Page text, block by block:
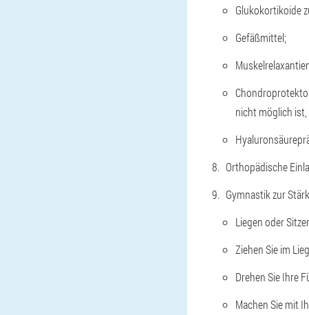
Glukokortikoide
Gefäßmittel;
nicht möglich
Orthopädische
Gymnastik zur
Liegen oder
Ziehen Sie im
Drehen Sie Ihre
Machen Sie mit